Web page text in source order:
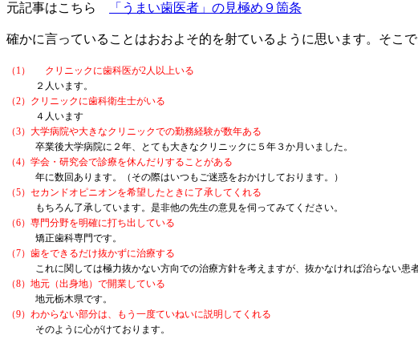
元記事はこちら 「うまい歯医者」の見極め９箇条
確かに言っていることはおおよそ的を射ているように思います。そこ
（1） クリニックに歯科医が2人以上いる
２人います。
（2）クリニックに歯科衛生士がいる
４人います
（3）大学病院や大きなクリニックでの勤務経験が数年ある
卒業後大学病院に２年、とても大きなクリニックに５年３か月いました。
（4）学会・研究会で診療を休んだりすることがある
年に数回あります。（その際はいつもご迷惑をおかけしております。）
（5）セカンドオピニオンを希望したときに了承してくれる
もちろん了承しています。是非他の先生の意見を伺ってみてください。
（6）専門分野を明確に打ち出している
矯正歯科専門です。
（7）歯をできるだけ抜かずに治療する
これに関しては極力抜かない方向での治療方針を考えますが、抜かなければ治らない
（8）地元（出身地）で開業している
地元栃木県です。
（9）わからない部分は、もう一度ていねいに説明してくれる
そのように心がけております。